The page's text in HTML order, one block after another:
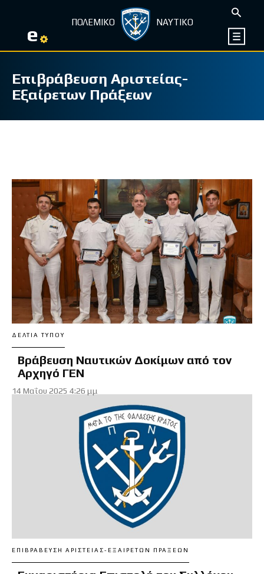
e ΠΟΛΕΜΙΚΟ ΝΑΥΤΙΚΟ
Επιβράβευση Αριστείας-
Εξαίρετων Πράξεων
ΔΕΛΤΊΑ ΤΎΠΟΥ
Βράβευση Ναυτικών Δοκίμων από τον
Αρχηγό ΓΕΝ
14 Μαΐου 2025 4:26 μμ
ΕΠΙΒΡΆΒΕΥΣΗ ΑΡΙΣΤΕΊΑΣ-ΕΞΑΊΡΕΤΩΝ ΠΡΆΞΕΩΝ